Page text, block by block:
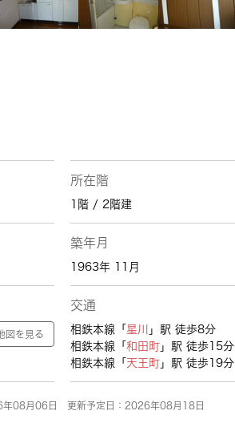
所在階
1階 / 2階建
築年月
1963年 11月
図を見る
交通
相鉄本線「 星川
」駅 徒歩8分
相鉄本線「 和田町 」駅 徒歩15分
相鉄本線「 天王町 」駅 徒歩19分
年08月06日 更新予定日：2026年08月18日